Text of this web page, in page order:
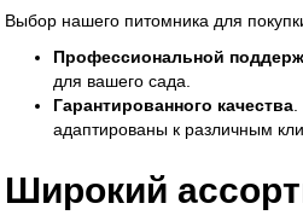
Выбор нашего питомника для
Профессиональной
для вашего сада.
Гарантированного качества.
адаптированы к различным
Широкий